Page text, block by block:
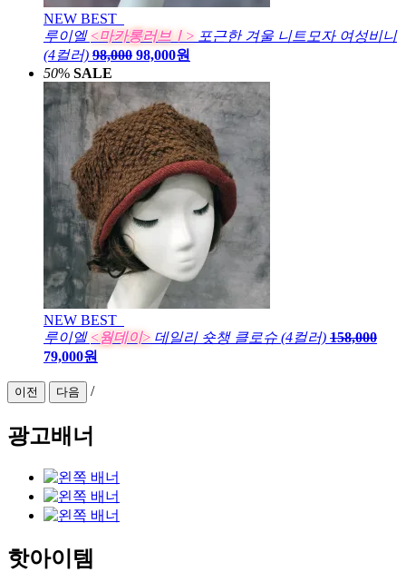
NEW BEST
루이엘 <마카롱러브Ⅰ> 포근한 겨울 니트모자 여성비니
(4컬러) 98,000 98,000원
50% SALE
NEW BEST
루이엘 <웜데이> 데일리 숏챙 클로슈 (4컬러) 158,000
79,000원
이전 다음 /
광고배너
핫아이템